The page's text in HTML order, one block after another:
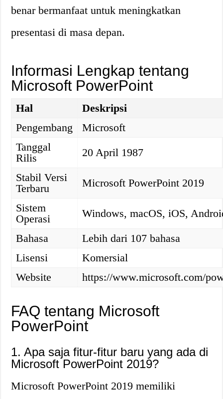
benar bermanfaat untuk meningkatkan
presentasi di masa depan.
Informasi Lengkap tentang
Microsoft PowerPoint
Hal
Deskripsi
Pengembang
Microsoft
Tanggal
Rilis
20 April 1987
Stabil Versi
Terbaru
Microsoft PowerPoint 2019
Sistem
Operasi
Windows, macOS, iOS,
Bahasa
Lebih dari 107 bahasa
Lisensi
Komersial
Website
https://www.microsoft.com/
FAQ tentang Microsoft
PowerPoint
1. Apa saja fitur-fitur baru yang ada di
Microsoft PowerPoint 2019?
Microsoft PowerPoint 2019 memiliki